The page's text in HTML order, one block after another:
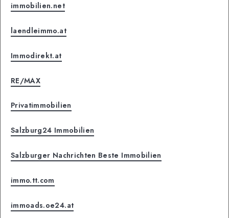
immobilien.net
laendleimmo.at
Immodirekt.at
RE/MAX
Privatimmobilien
Salzburg24 Immobilien
Salzburger Nachrichten Beste Immobilien
immo.tt.com
immoads.oe24.at